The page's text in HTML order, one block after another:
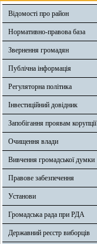
Відомості про район
Нормативно-правова база
Звернення громадян
Публічна інформація
Регуляторна політика
Інвестиційний довідник
Запобігання проявам корупції
Очищення влади
Вивчення громадської думки
Правове забезпечення
Установи
Громадська рада при РДА
Державний реєстр виборців